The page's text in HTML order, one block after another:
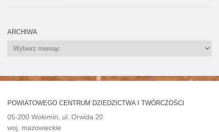
ARCHIWA
Archiwa
POWIATOWEGO CENTRUM DZIEDZICTWA I TWÓRCZOŚCI
05-200 Wołomin, ul. Orwida 20
woj. mazowieckie